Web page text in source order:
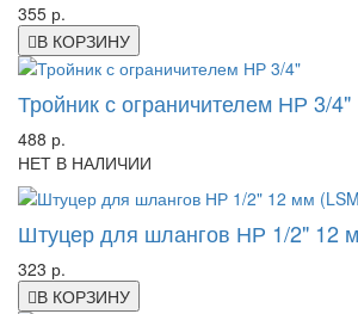
355 р.
В КОРЗИНУ
Тройник с ограничителем НР 3/4"
488 р.
НЕТ В НАЛИЧИИ
Штуцер для шлангов НР 1/2" 12
323 р.
В КОРЗИНУ